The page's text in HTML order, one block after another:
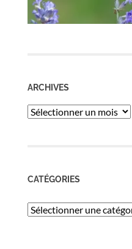
ARCHIVES
ARCHIVES
CATÉGORIES
Catégories